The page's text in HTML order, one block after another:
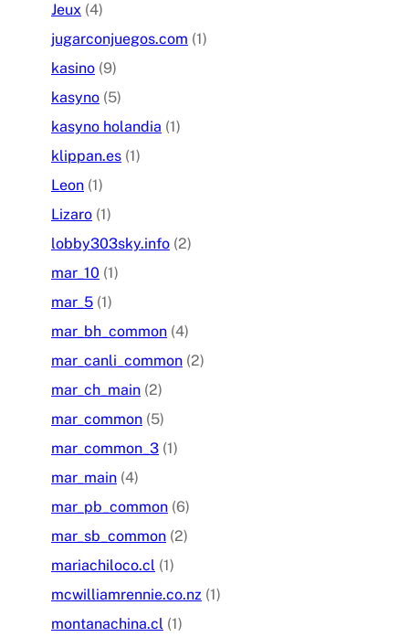
Jeux (4)
jugarconjuegos.com (1)
kasino (9)
kasyno (5)
kasyno holandia (1)
klippan.es (1)
Leon (1)
Lizaro (1)
lobby303sky.info (2)
mar_10 (1)
mar_5 (1)
mar_bh_common (4)
mar_canli_common (2)
mar_ch_main (2)
mar_common (5)
mar_common_3 (1)
mar_main (4)
mar_pb_common (6)
mar_sb_common (2)
mariachiloco.cl (1)
mcwilliamrennie.co.nz (1)
montanachina.cl (1)